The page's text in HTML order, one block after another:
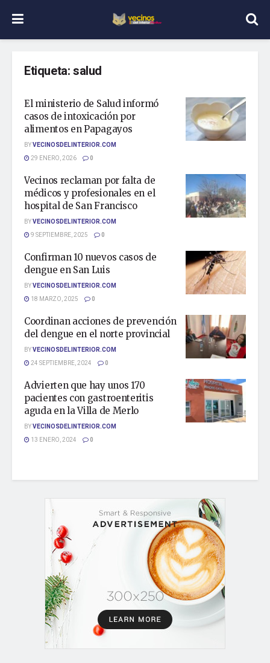
Etiqueta:salud
El ministerio de Salud informó
casos de intoxicación por
alimentos en Papagayos
BYVECINOSDELINTERIOR.COM
29 ENERO, 2026
0
Vecinos reclaman por falta de
médicos y profesionales en el
hospital de San Francisco
BYVECINOSDELINTERIOR.COM
9 SEPTIEMBRE, 2025
0
Confirman 10 nuevos casos de
dengue en San Luis
BYVECINOSDELINTERIOR.COM
18 MARZO, 2025
0
Coordinan acciones de prevención
del dengue en el norte provincial
BYVECINOSDELINTERIOR.COM
24 SEPTIEMBRE, 2024
0
Advierten que hay unos 170
pacientes con gastroenteritis
aguda en la Villa de Merlo
BYVECINOSDELINTERIOR.COM
13 ENERO, 2024
0